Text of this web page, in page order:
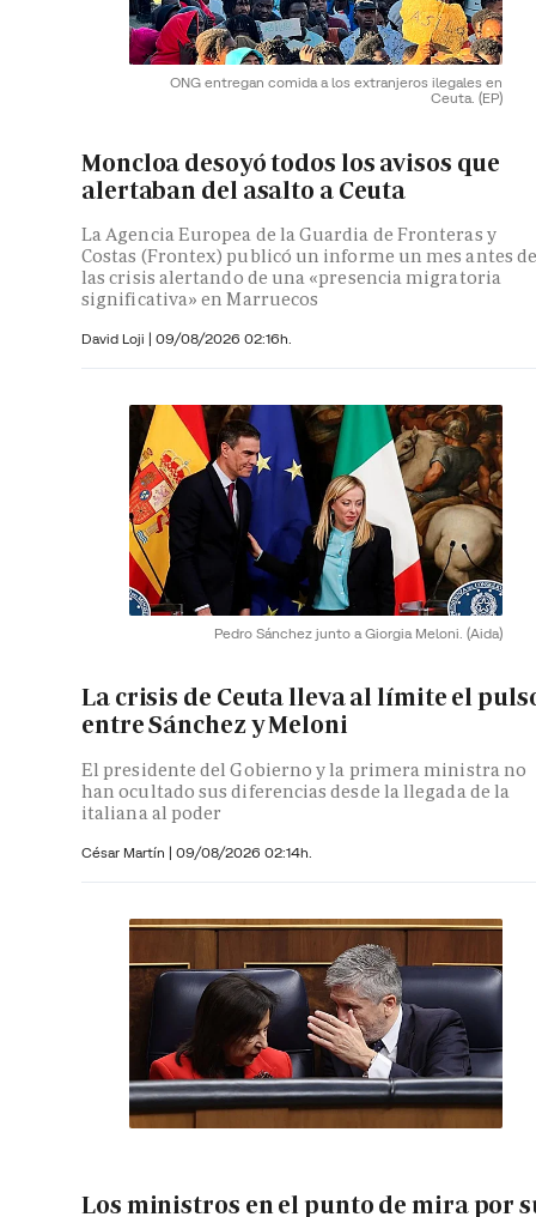
ONG entregan comida a los extranjeros ilegales en
Ceuta. (EP)
Moncloa desoyó todos los avisos que
alertaban del asalto a Ceuta
La Agencia Europea de la Guardia de Fronteras y
Costas (Frontex) publicó un informe un mes antes
las crisis alertando de una «presencia migratoria
significativa» en Marruecos
David Loji | 09/08/2026 02:16h.
Pedro Sánchez junto a Giorgia Meloni. (Aida)
La crisis de Ceuta lleva al límite el
entre Sánchez y Meloni
El presidente del Gobierno y la primera ministra no
han ocultado sus diferencias desde la llegada de la
italiana al poder
César Martín | 09/08/2026 02:14h.
Los ministros en el punto de mira por